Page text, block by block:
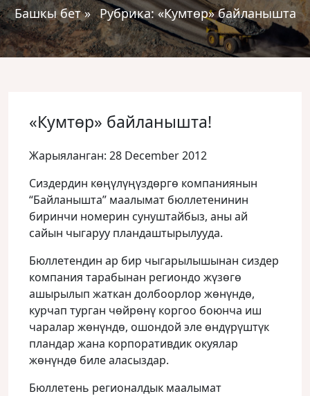
Башкы бет» Рубрика:«Кумтөр» байланышта
«Кумтөр» байланышта!
Жарыяланган: 28 December 2012
Сиздердин көңүлүңүздөргө компаниянын
“Байланышта” маалымат бюллетенинин
биринчи номерин сунуштайбыз, аны ай
сайын чыгаруу пландаштырылууда.
Бюллетендин ар бир чыгарылышынан сиздер
компания тарабынан региондо жүзөгө
ашырылып жаткан долбоорлор жөнүндө,
курчап турган чөйрөнү коргоо боюнча иш
чаралар жөнүндө, ошондой эле өндүрүштүк
пландар жана корпоративдик окуялар
жөнүндө биле аласыздар.
Бюллетень регионалдык маалымат